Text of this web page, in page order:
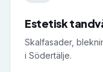
Estetisk
Skalfasader,
i Södertälje.